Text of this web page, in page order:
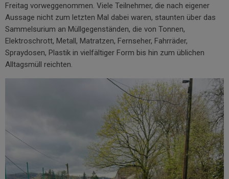
Freitag vorweggenommen. Viele Teilnehmer, die nach eigener
Aussage nicht zum letzten Mal dabei waren, staunten über das
Sammelsurium an Müllgegenständen, die von Tonnen,
Elektroschrott, Metall, Matratzen, Fernseher, Fahrräder,
Spraydosen, Plastik in vielfältiger Form bis hin zum üblichen
Alltagsmüll reichten.